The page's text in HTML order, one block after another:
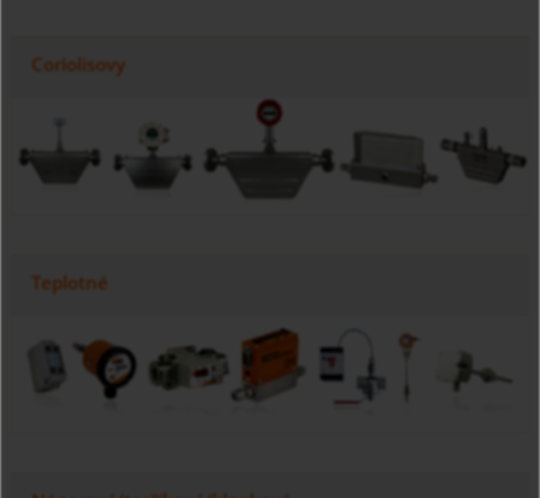
Coriolisovy
Teplotné